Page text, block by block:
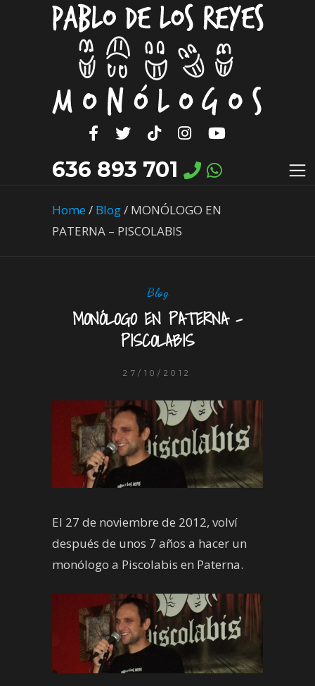
636 893 701
Home/ Blog/ MONÓLOGO EN
PATERNA – PISCOLABIS
Blog
MONÓLOGO EN PATERNA –
PISCOLABIS
27/10/2012
El 27 de noviembre de 2012, volví
después de unos 7 años a hacer un
monólogo a Piscolabis en Paterna.